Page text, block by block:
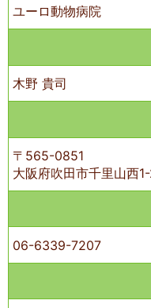
ユーロ動物病院
木野 貴司
〒565-0851
大阪府吹田市千里山西
06-6339-7207